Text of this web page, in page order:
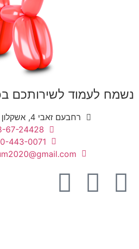
נשמח לעמוד לשירותכם
רחבעם זאבי 4, אשקלון (ברנע סנטר)
67-24428
443-0071